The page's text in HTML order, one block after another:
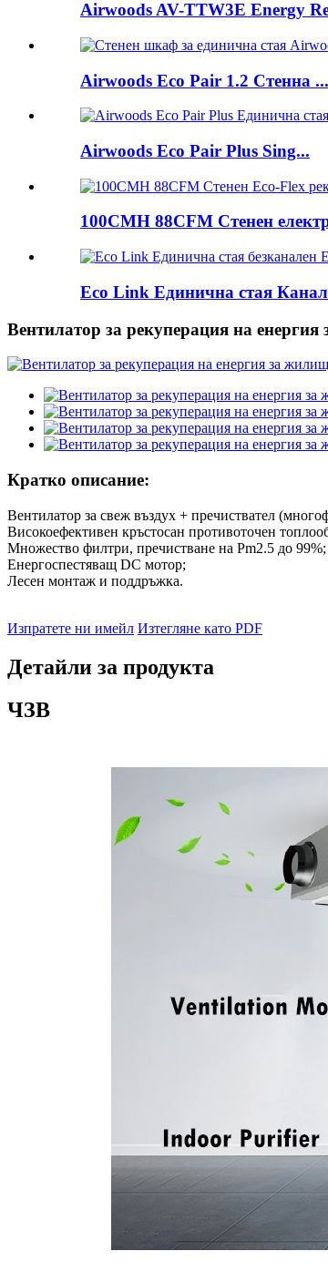
Airwoods AV-TTW3E Energy
Airwoods Eco Pair 1.2 Стенна ...
Airwoods Eco Pair Plus Sing...
100CMH 88CFM Стенен
Eco Link Единична стая
Вентилатор за рекуперация на
Кратко описание:
Вентилатор за свеж въздух + пречиствател
Високоефективен кръстосан противоточен
Множество филтри, пречистване на Pm2.5 до 99%;
Енергоспестяващ DC мотор;
Лесен монтаж и поддръжка.
Изпратете ни имейл Изтегляне като PDF
Детайли за продукта
ЧЗВ